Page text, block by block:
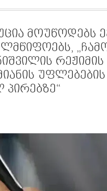
მოუწოდებს
პირებზე“